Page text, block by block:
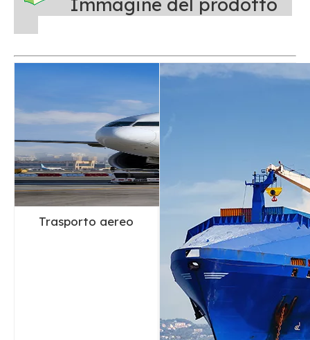
Immagine del prodotto
Trasporto aereo